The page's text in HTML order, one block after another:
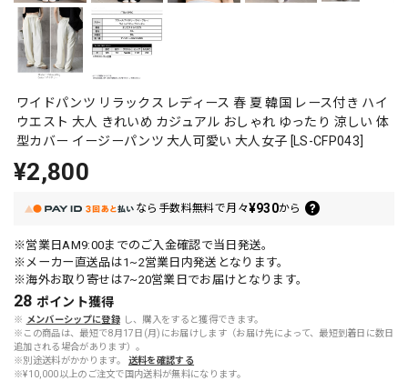
ワイドパンツ リラックス レディース 春 夏 韓国 レース付き ハイ
ウエスト 大人 きれいめ カジュアル おしゃれ ゆったり 涼しい 体
型カバー イージーパンツ 大人可愛い 大人女子 [LS-CFP043]
¥2,800
なら 手数料無料で月々¥930から
※営業日AM9:00までのご入金確認で当日発送。
※メーカー直送品は1~2営業日内発送となります。
※海外お取り寄せは7~20営業日でお届けとなります。
28 ポイント獲得
※ メンバーシップに登録 し、購入をすると獲得できます。
※この商品は、最短で8月17日(月)にお届けします（お届け先によって、最短到着日に数日
追加される場合があります）。
※別途送料がかかります。
送料を確認する
※¥10,000以上のご注文で国内送料が無料になります。